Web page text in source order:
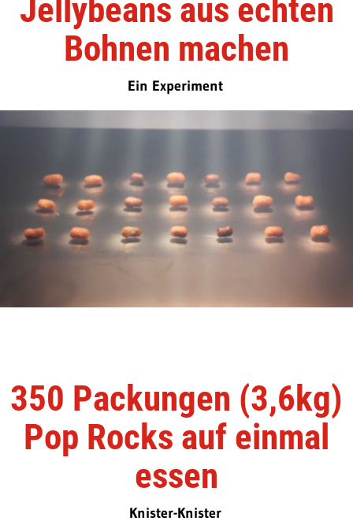
Jellybeans aus echten
Bohnen machen
Ein Experiment
350 Packungen (3,6kg)
Pop Rocks auf einmal
essen
Knister-Knister